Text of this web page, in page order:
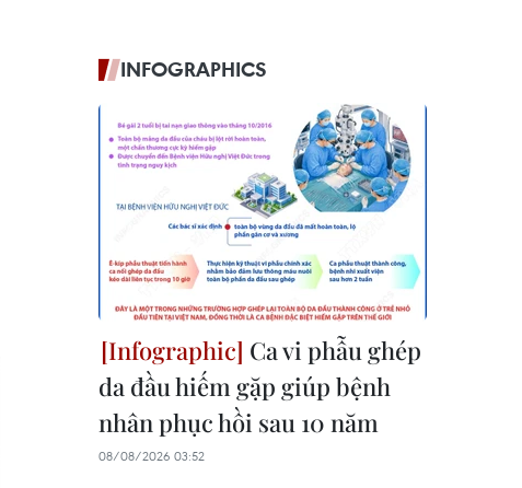
INFOGRAPHICS
Ca vi phẫu ghép
da đầu hiếm gặp giúp bệnh
nhân phục hồi sau 10 năm
08/08/2026 03:52